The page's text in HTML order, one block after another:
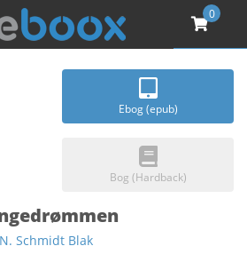
0
Ebog (epub)
Bog (Hardback)
Schmidt Blak